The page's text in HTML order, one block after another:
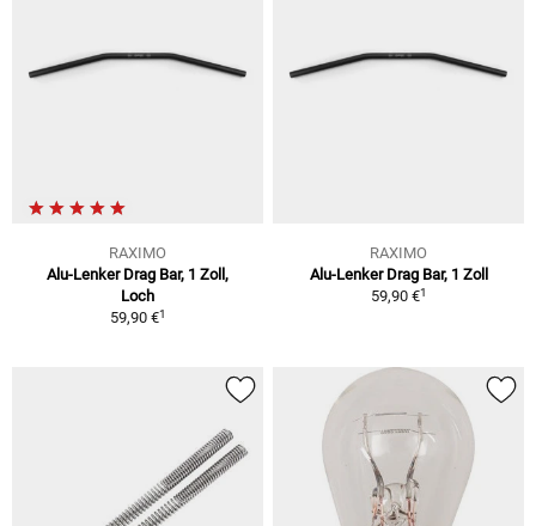
RAXIMO
Alu-Lenker Drag Bar, 1 Zoll,
Loch
59,90 €1
RAXIMO
Alu-Lenker Drag Bar, 1 Zoll
59,90 €1